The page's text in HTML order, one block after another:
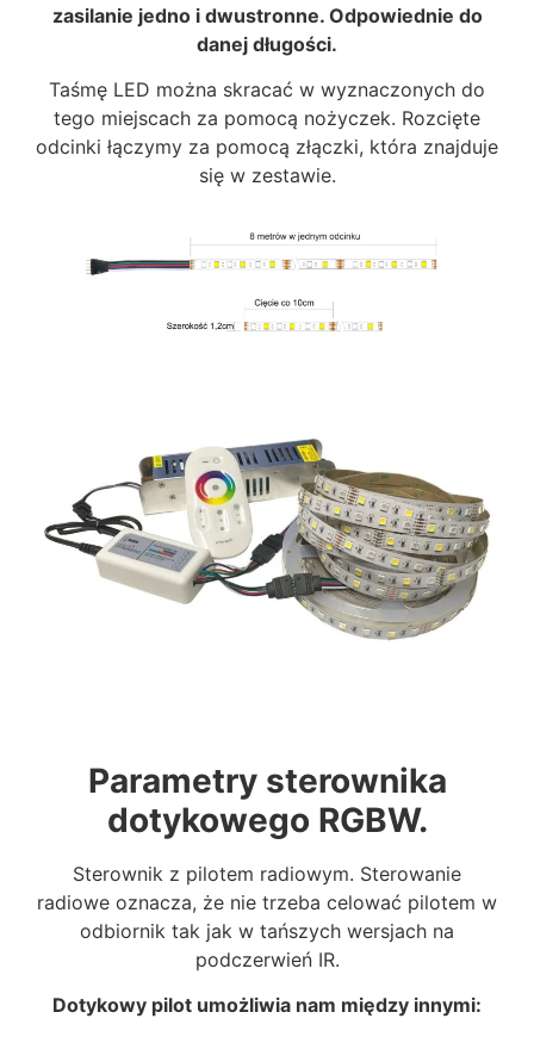
zasilanie jedno i dwustronne. Odpowiednie do
danej długości.
Taśmę LED można skracać w wyznaczonych do
tego miejscach za pomocą nożyczek. Rozcięte
odcinki łączymy za pomocą złączki, która znajduje
się w zestawie.
Parametry sterownika
dotykowego RGBW.
Sterownik z pilotem radiowym. Sterowanie
radiowe oznacza, że nie trzeba celować pilotem w
odbiornik tak jak w tańszych wersjach na
podczerwień IR.
Dotykowy pilot umożliwia nam między innymi: